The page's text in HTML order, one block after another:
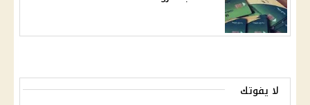
لا يفوتك